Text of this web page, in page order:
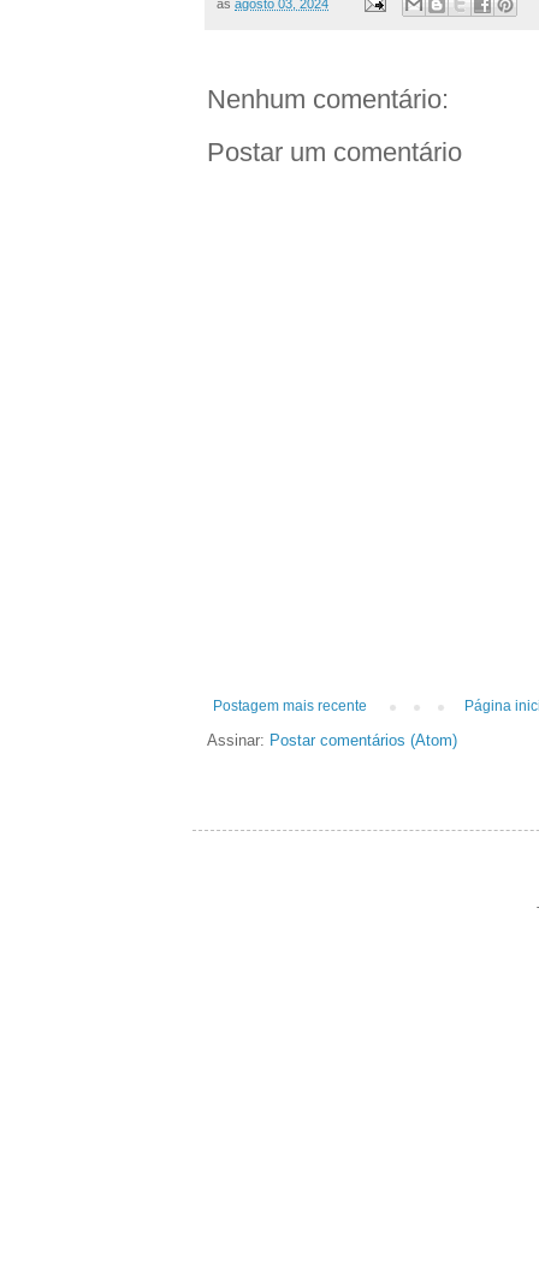
às agosto 03, 2024
Nenhum comentário:
Postar um comentário
Postagem mais recente Página
Assinar: Postar comentários (Atom)